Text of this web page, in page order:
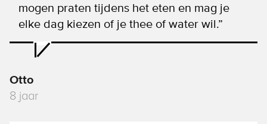
mogen praten tijdens het eten en mag je
elke dag kiezen of je thee of water wil.”
Otto
8 jaar